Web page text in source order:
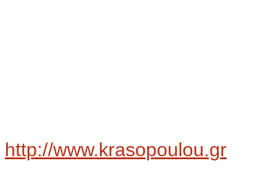
http://www.krasopoulou.gr